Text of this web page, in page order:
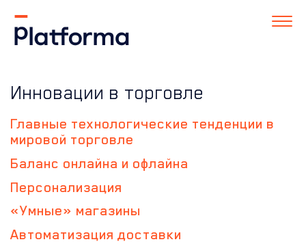
Инновации в торговле
Главные технологические тенденции в
мировой торговле
Баланс онлайна и офлайна
Персонализация
«Умные» магазины
Автоматизация доставки